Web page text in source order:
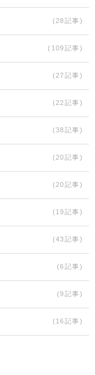
(28記事)
(109記事)
(27記事)
(22記事)
(38記事)
(20記事)
(20記事)
(19記事)
(43記事)
(6記事)
(9記事)
(16記事)